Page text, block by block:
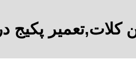
کلات,تعمیر پکیج